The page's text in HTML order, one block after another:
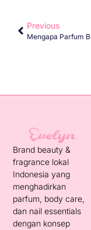
Previous
Brand beauty &
fragrance lokal
Indonesia yang
menghadirkan
parfum, body care,
dan nail essentials
dengan konsep